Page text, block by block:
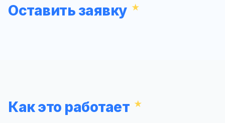
Оставить заявку
Как это работает